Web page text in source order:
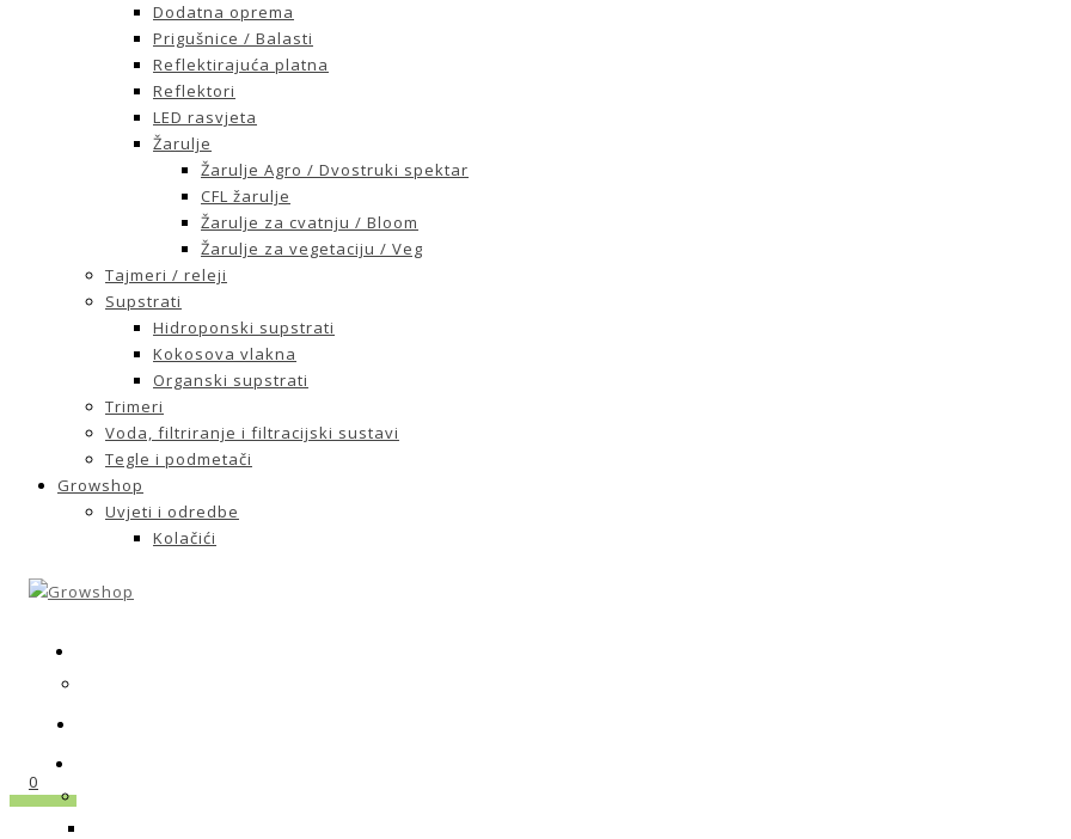
Dodatna oprema
Prigušnice / Balasti
Reflektirajuća platna
Reflektori
LED rasvjeta
Žarulje
Žarulje Agro / Dvostruki spektar
CFL žarulje
Žarulje za cvatnju / Bloom
Žarulje za vegetaciju / Veg
Tajmeri / releji
Supstrati
Hidroponski supstrati
Kokosova vlakna
Organski supstrati
Trimeri
Voda, filtriranje i filtracijski sustavi
Tegle i podmetači
Growshop
Uvjeti i odredbe
Kolačići
0